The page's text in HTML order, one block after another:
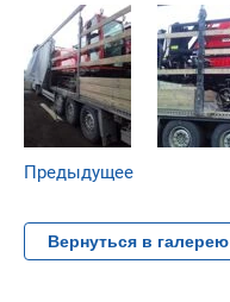
Предыдущее
Вернуться в галерею